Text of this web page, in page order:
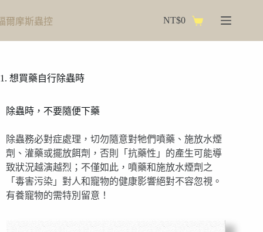
爾摩斯蟲控 NT$0
1. 想買藥自行除蟲時
除蟲時，不要隨便下藥
除蟲務必對症處理，切勿隨意對牠們噴藥、施放水煙
劑、灌藥或擺放餌劑，否則「抗藥性」的產生可能導
致狀況越演越烈；不僅如此，噴藥和施放水煙劑之
「毒害污染」對人和寵物的健康影響絕對不容忽視。
有養寵物的需特別留意！